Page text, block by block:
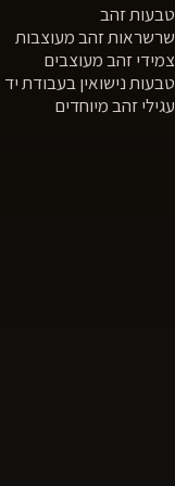
טבעות זהב
שרשראות זהב מעוצבות
צמידי זהב מעוצבים
טבעות נישואין בעבודת יד
עגילי זהב מיוחדים